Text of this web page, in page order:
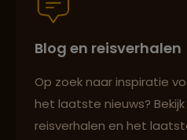
Reiszekerheid met
Persoonlijk en
Blog en reisverhalen
Op zoek naar inspiratie
het laatste nieuws?
reisverhalen en het